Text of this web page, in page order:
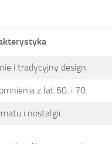
i tradycyjny design.
z lat 60. i 70.
i nostalgii.